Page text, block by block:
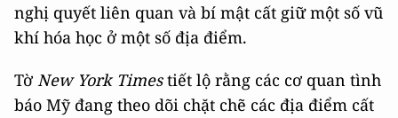
nghị quyết liên quan và bí mật cất giữ một số vũ
khí hóa học ở một số địa điểm.
Tờ New York Timestiết lộ rằng các cơ quan tình
báo Mỹ đang theo dõi chặt chẽ các địa điểm cất